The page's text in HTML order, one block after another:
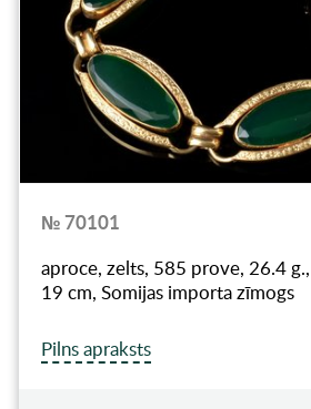
№ 70101
aproce, zelts, 585 prove, 26.4
19 cm, Somijas importa zīmogs
Pilns apraksts